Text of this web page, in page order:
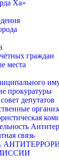
Ха»
граждан
места
прокуратуры
депутатов
связь